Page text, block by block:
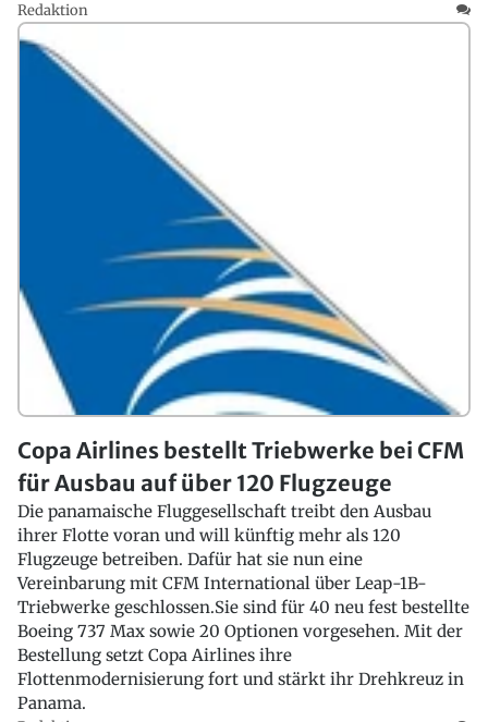
Redaktion
Copa Airlines bestellt Triebwerke bei CFM
für Ausbau auf über 120 Flugzeuge
Die panamaische Fluggesellschaft treibt den Ausbau
ihrer Flotte voran und will künftig mehr als 120
Flugzeuge betreiben. Dafür hat sie nun eine
Vereinbarung mit CFM International über Leap-1B-
Triebwerke geschlossen.Sie sind für 40 neu fest bestellte
Boeing 737 Max sowie 20 Optionen vorgesehen. Mit der
Bestellung setzt Copa Airlines ihre
Flottenmodernisierung fort und stärkt ihr Drehkreuz in
Panama.